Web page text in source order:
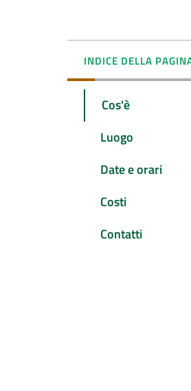
INDICE DELLA
Cos'è
Luogo
Date e orari
Costi
Contatti